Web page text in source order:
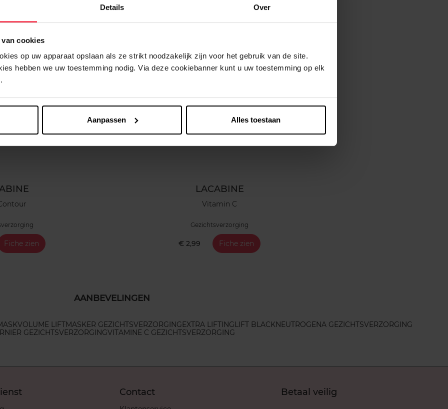
Details Over
cookies
op uw apparaat opslaan als ze strikt noodzakelijk zijn voor het gebruik van de site.
hebben we uw toestemming nodig. Via deze cookiebanner kunt u uw toestemming op elk
Aanpassen Alles toestaan
Nog iets vergeten ?
Fiche zien
LACABINE
Vitamin C
Gezichtsverzorging
€ 2,99 Fiche zien
AANBEVELINGEN
VOLUME LIFTMASKER GEZICHTSVERZORGINGEXTRA LIFTINGLIFT BLACKNEUTROGENA GEZICHTSVERZORGING
GEZICHTSVERZORGINGVITAMINE C GEZICHTSVERZORGING
Contact Betaal veilig